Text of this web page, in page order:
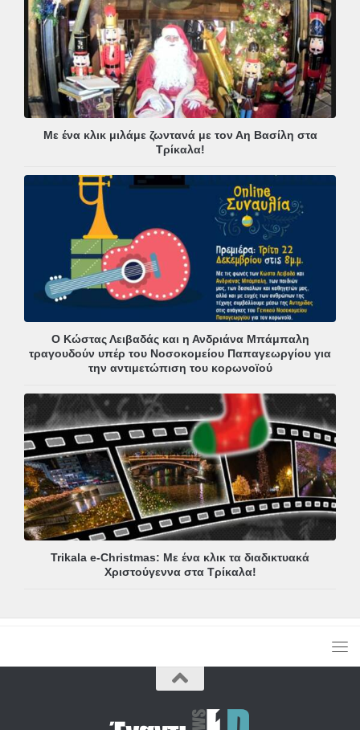
Με ένα κλικ μιλάμε ζωντανά με τον Αη Βασίλη στα
Τρίκαλα!
Ο Κώστας Λειβαδάς και η Ανδριάνα Μπάμπαλη
τραγουδούν υπέρ του Νοσοκομείου Παπαγεωργίου για
την αντιμετώπιση του κορωνοϊού
Trikala e-Christmas: Με ένα κλικ τα διαδικτυακά
Χριστούγεννα στα Τρίκαλα!